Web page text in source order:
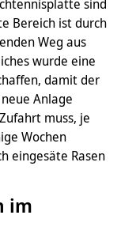
sind
Bereich ist durch
Weg aus
wurde eine
damit der
Anlage
muss, je
Wochen
eingesäte Rasen
im